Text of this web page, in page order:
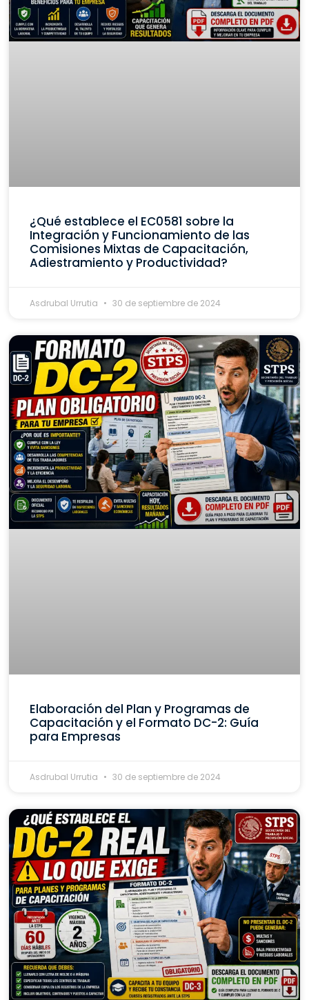
¿Qué establece el EC0581 sobre la
Integración y Funcionamiento de las
Comisiones Mixtas de Capacitación,
Adiestramiento y Productividad?
Asdrubal Urrutia 30 de septiembre de 2024
Elaboración del Plan y Programas de
Capacitación y el Formato DC-2: Guía
para Empresas
Asdrubal Urrutia 30 de septiembre de 2024